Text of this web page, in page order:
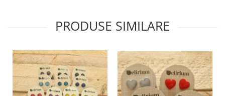
PRODUSE SIMILARE